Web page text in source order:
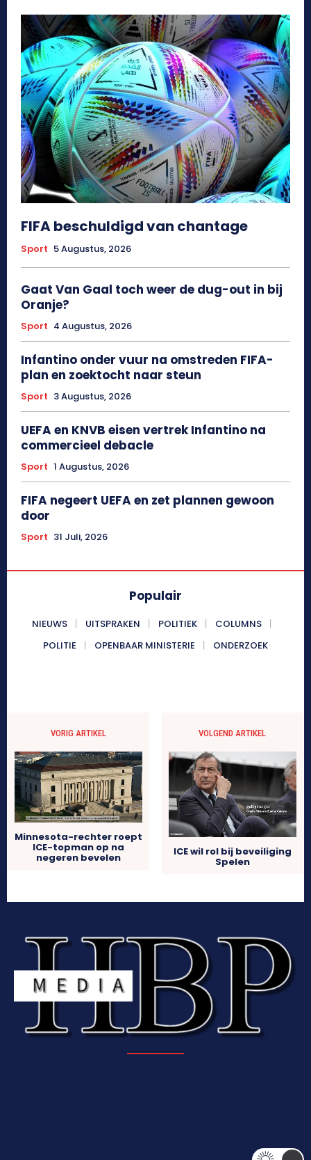
FIFA beschuldigd van chantage
Sport 5 Augustus, 2026
Gaat Van Gaal toch weer de dug-out in bij
Oranje?
Sport 4 Augustus, 2026
Infantino onder vuur na omstreden FIFA-
plan en zoektocht naar steun
Sport 3 Augustus, 2026
UEFA en KNVB eisen vertrek Infantino na
commercieel debacle
Sport 1 Augustus, 2026
FIFA negeert UEFA en zet plannen gewoon
door
Sport 31 Juli, 2026
Populair
NIEUWS UITSPRAKEN POLITIEK
COLUMNS
POLITIE
OPENBAAR MINISTERIE ONDERZOEK
VORIG ARTIKEL
Minnesota-rechter roept
ICE-topman op na
negeren bevelen
VOLGEND ARTIKEL
ICE wil rol bij beveiliging
Spelen